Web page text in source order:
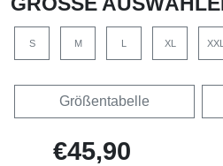
S M L XL XXL
Größentabelle
€45,90